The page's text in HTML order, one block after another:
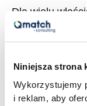
Niniejsza strona
Wykorzystujemy
i reklam, aby
Dla wielu
sprzedaży
konwersji i
ważne
większości
się
swoich
klientów?